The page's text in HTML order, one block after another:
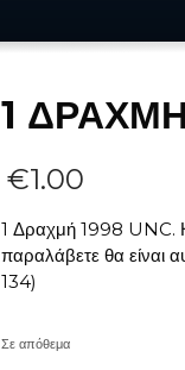
1
€1.00
1 Δραχμή 1998 UNC. Η
παραλάβετε θα είναι
134)
Σε απόθεμα